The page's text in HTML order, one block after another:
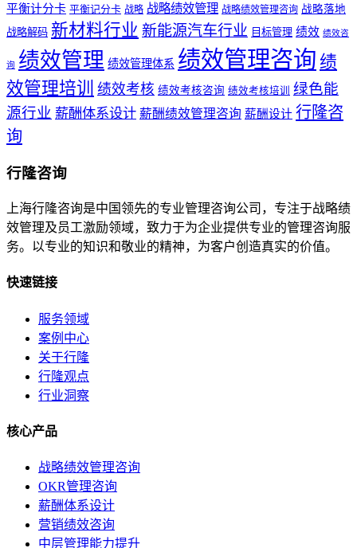
平衡计分卡 平衡记分卡 战略 战略绩效管理 战略绩效管理咨询 战略落地
战略解码 新材料行业 新能源汽车行业 目标管理 绩效 绩效咨
询 绩效管理 绩效管理体系 绩效管理咨询 绩
效管理培训
绩效考核 绩效考核咨询 绩效考核培训
绿色能
源行业 薪酬体系设计 薪酬绩效管理咨询 薪酬设计 行隆咨
询
行隆咨询
上海行隆咨询是中国领先的专业管理咨询公司，专注于战略绩
效管理及员工激励领域，致力于为企业提供专业的管理咨询服
务。以专业的知识和敬业的精神，为客户创造真实的价值。
快速链接
服务领域
案例中心
关于行隆
行隆观点
行业洞察
核心产品
战略绩效管理咨询
OKR管理咨询
薪酬体系设计
营销绩效咨询
中层管理能力提升